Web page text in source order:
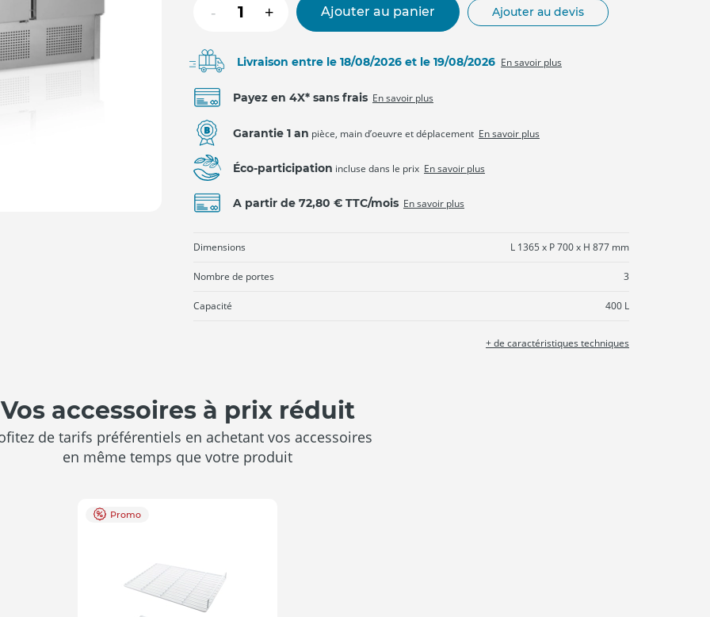
- + Ajouter au panier Ajouter au devis
Livraison entre le 18/08/2026 et le 19/08/2026 En savoir plus
Payez en 4X* sans frais En savoir plus
Garantie 1 an pièce, main d’oeuvre et déplacement En savoir plus
Éco-participation incluse dans le prix En savoir plus
A partir de 72,80 € TTC/mois En savoir plus
Dimensions L 1365 x P 700 x H 877 mm
Nombre de portes 3
Capacité 400 L
+ de caractéristiques techniques
Vos accessoires à prix réduit
de tarifs préférentiels en achetant vos accessoires
en même temps que votre produit
Promo